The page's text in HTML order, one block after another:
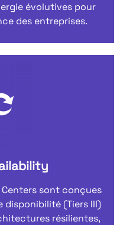
évolutives pour
des entreprises.
sont conçues
(Tiers III)
résilientes,